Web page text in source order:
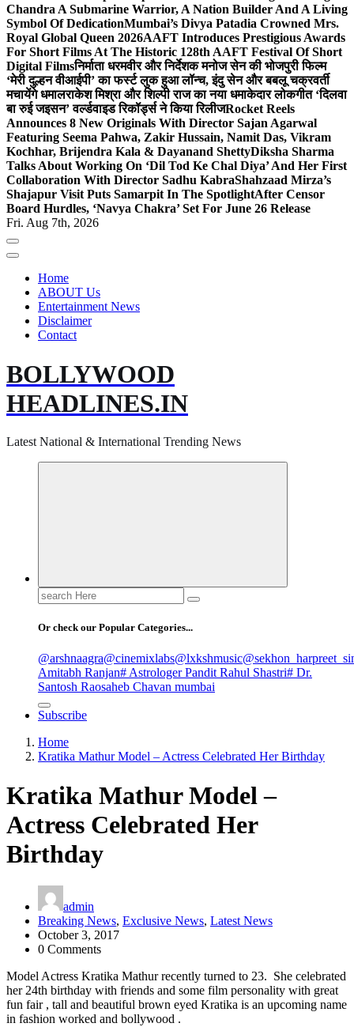
Chandra A Submarine Warrior, A Nation Builder And A Living
Symbol Of DedicationMumbai’s Divya Patadia Crowned Mrs.
Royal Global Queen 2026AAFT Introduces Prestigious Awards
For Short Films At The Historic 128th AAFT Festival Of Short
Digital Filmsनिर्माता धरमवीर और निर्देशक मनोज सेन की भोजपुरी फिल्म
‘मेरी दुल्हन वीआईपी’ का फर्स्ट लुक हुआ लॉन्च, इंदु सेन और बबलू चक्रवर्ती
मचायेंगे धमालराकेश मिश्रा और शिल्पी राज का नया धमाकेदार लोकगीत ‘दिलवा
बा रुई जइसन’ वर्ल्डवाइड रिकॉर्ड्स ने किया रिलीजRocket Reels
Announces 8 New Originals With Director Sajan Agarwal
Featuring Seema Pahwa, Zakir Hussain, Namit Das, Vikram
Kochhar, Brijendra Kala & Dayanand ShettyDiksha Sharma
Talks About Working On ‘Dil Tod Ke Chal Diya’ And Her First
Collaboration With Director Sadhu KabraShahzaad Mirza’s
Shajapur Visit Puts Samarpit In The SpotlightAfter Censor
Board Hurdles, ‘Navya Chakra’ Set For June 26 Release
Fri. Aug 7th, 2026
Home
ABOUT Us
Entertainment News
Disclaimer
Contact
BOLLYWOOD
HEADLINES.IN
Latest National & International Trending News
Search
for:
Or check our Popular Categories...
@arshnaagra@cinemixlabs@lxkshmusic
Amitabh Ranjan# Astrologer Pandit Rahul Shastri# Dr.
Santosh Raosaheb Chavan mumbai
Subscribe
Home
Kratika Mathur Model – Actress Celebrated Her Birthday
Kratika Mathur Model –
Actress Celebrated Her
Birthday
admin
Breaking News, Exclusive News, Latest News
October 3, 2017
0 Comments
Model Actress Kratika Mathur recently turned to 23. She celebrated
her 24th birthday with friends and some film personality with great
fun fair , tall and beautiful brown eyed Kratika is an upcoming name
in fashion worked and bollywood .